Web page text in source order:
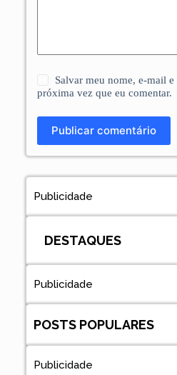
Salvar meu nome, e-mail
próxima vez que eu comentar.
Publicar comentário
Publicidade
DESTAQUES
Publicidade
POSTS POPULARES
Publicidade